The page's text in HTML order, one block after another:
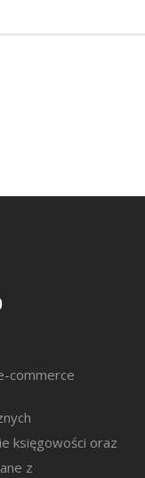
commerce
księgowości oraz
z